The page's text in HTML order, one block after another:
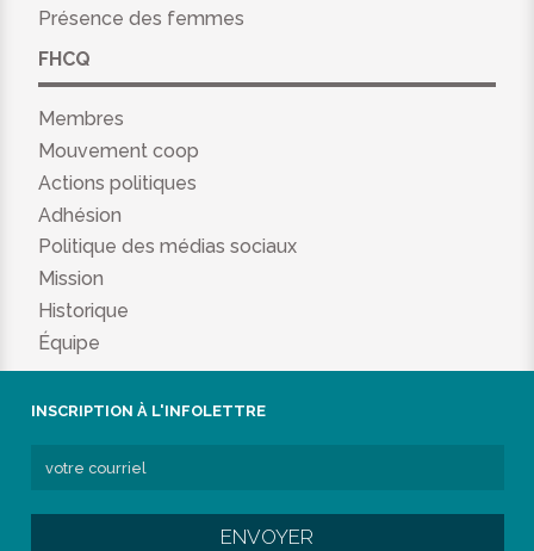
Présence des femmes
FHCQ
Membres
Mouvement coop
Actions politiques
Adhésion
Politique des médias sociaux
Mission
Historique
Équipe
INSCRIPTION À L'INFOLETTRE
ENVOYER